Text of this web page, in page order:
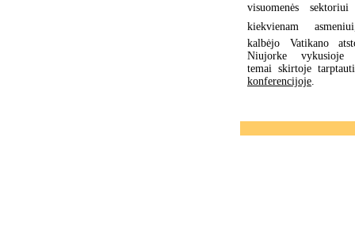
visuomenės
kiekvienam
kalbėjo Vatikano
Niujorke vykusioje
temai skirtoje
konferencijoje